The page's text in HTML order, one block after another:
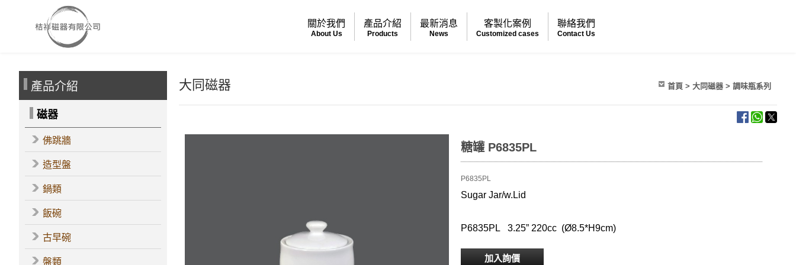
關於我們
About Us
產品介紹
Products
最新消息
News
客製化案例
Customized cases
聯絡我們
Contact Us
產品介紹
磁器
佛跳牆
造型盤
鍋類
飯碗
古早碗
盤類
大同磁器 首頁 > 大同磁器 > 調味瓶系列
糖罐 P6835PL
P6835PL
Sugar Jar/w.Lid
P6835PL 3.25” 220cc (Ø8.5*H9cm)
加入詢價